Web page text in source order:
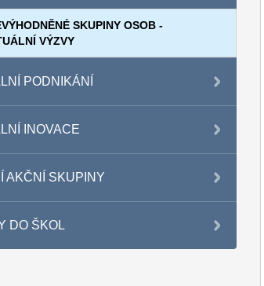
SKUPINY OSOB -
VÝZVY
PODNIKÁNÍ
INOVACE
AKČNÍ SKUPINY
DO ŠKOL